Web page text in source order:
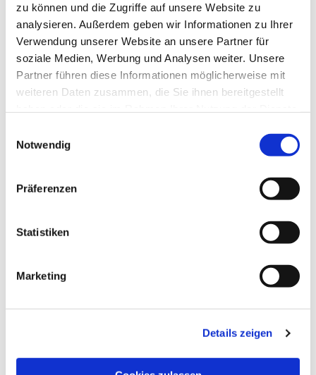
zu können und die Zugriffe auf unsere Website zu
analysieren. Außerdem geben wir Informationen zu Ihrer
Verwendung unserer Website an unsere Partner für
soziale Medien, Werbung und Analysen weiter. Unsere
Partner führen diese Informationen möglicherweise mit
weiteren Daten zusammen, die Sie ihnen bereitgestellt
Notwendig
Präferenzen
Statistiken
Marketing
Details zeigen
Dies könnte Sie auch